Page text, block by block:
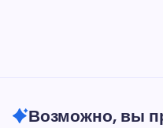
Возможно, вы